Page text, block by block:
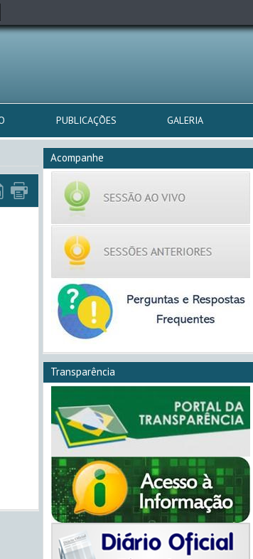
PUBLICAÇÕES GALERIA
Acompanhe
Transparência